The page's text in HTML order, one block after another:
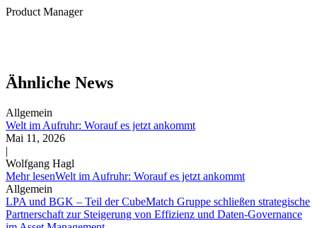
Product Manager
Ähnliche News
Allgemein
Welt im Aufruhr: Worauf es jetzt ankommt
Mai 11, 2026
|
Wolfgang Hagl
Mehr lesenWelt im Aufruhr: Worauf es jetzt ankommt
Allgemein
LPA und BGK – Teil der CubeMatch Gruppe schließen strategische
Partnerschaft zur Steigerung von Effizienz und Daten-Governance